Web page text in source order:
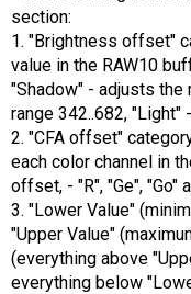
section:
1. "Brightness offset"
value in the RAW10
"Shadow" - adjusts the
range 342..682, "Light"
2. "CFA offset"
each color channel in
offset, - "R", "Ge", "Go"
3. "Lower Value"
"Upper Value"
(everything above
everything below